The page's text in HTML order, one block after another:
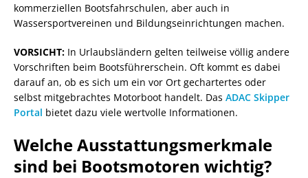
kommerziellen Bootsfahrschulen, aber auch in
Wassersportvereinen und Bildungseinrichtungen machen.
VORSICHT: In Urlaubsländern gelten teilweise völlig andere
Vorschriften beim Bootsführerschein. Oft kommt es dabei
darauf an, ob es sich um ein vor Ort gechartertes oder
selbst mitgebrachtes Motorboot handelt. Das ADAC Skipper
Portal bietet dazu viele wertvolle Informationen.
Welche Ausstattungsmerkmale
sind bei Bootsmotoren wichtig?